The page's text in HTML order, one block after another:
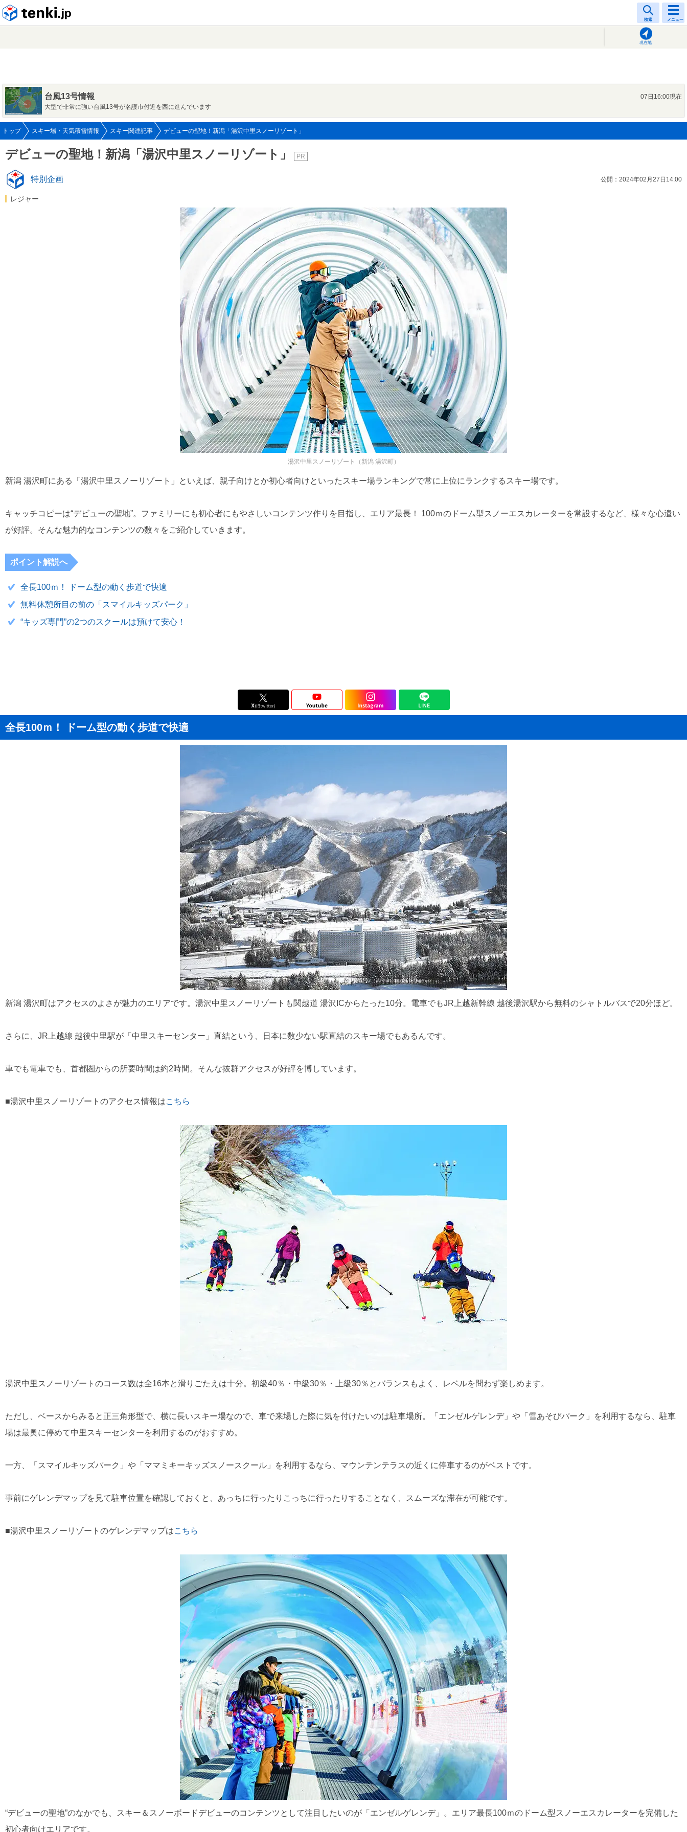
検索 メニュー
現在地
台風13号情報
07日16:00現在
大型で非常に強い台風13号が名護市付近を西に進んでいます
トップ スキー場・天気積雪情報 スキー関連記事 デビューの聖地！新潟「湯沢中里スノーリゾート」
デビューの聖地！新潟「湯沢中里スノーリゾート」 PR
特別企画 公開：2024年02月27日14:00
レジャー
湯沢中里スノーリゾート（新潟 湯沢町）
新潟 湯沢町にある「湯沢中里スノーリゾート」といえば、親子向けとか初心者向けといったスキー場ランキングで常に上位にランクするスキー場です。
キャッチコピーは“デビューの聖地”。ファミリーにも初心者にもやさしいコンテンツ作りを目指し、エリア最長！ 100ｍのドーム型スノーエスカレーターを常設するなど、様々な心遣い
が好評。そんな魅力的なコンテンツの数々をご紹介していきます。
ポイント解説へ
全長100ｍ！ ドーム型の動く歩道で快適
無料休憩所目の前の「スマイルキッズパーク」
“キッズ専門”の2つのスクールは預けて安心！
全長100ｍ！ ドーム型の動く歩道で快適
新潟 湯沢町はアクセスのよさが魅力のエリアです。湯沢中里スノーリゾートも関越道 湯沢ICからたった10分。電車でもJR上越新幹線 越後湯沢駅から無料のシャトルバスで20分ほど。
さらに、JR上越線 越後中里駅が「中里スキーセンター」直結という、日本に数少ない駅直結のスキー場でもあるんです。
車でも電車でも、首都圏からの所要時間は約2時間。そんな抜群アクセスが好評を博しています。
■湯沢中里スノーリゾートのアクセス情報はこちら
湯沢中里スノーリゾートのコース数は全16本と滑りごたえは十分。初級40％・中級30％・上級30％とバランスもよく、レベルを問わず楽しめます。
ただし、ベースからみると正三角形型で、横に長いスキー場なので、車で来場した際に気を付けたいのは駐車場所。「エンゼルゲレンデ」や「雪あそびパーク」を利用するなら、駐車
場は最奥に停めて中里スキーセンターを利用するのがおすすめ。
一方、「スマイルキッズパーク」や「ママミキーキッズスノースクール」を利用するなら、マウンテンテラスの近くに停車するのがベストです。
事前にゲレンデマップを見て駐車位置を確認しておくと、あっちに行ったりこっちに行ったりすることなく、スムーズな滞在が可能です。
■湯沢中里スノーリゾートのゲレンデマップはこちら
“デビューの聖地”のなかでも、スキー＆スノーボードデビューのコンテンツとして注目したいのが「エンゼルゲレンデ」。エリア最長100ｍのドーム型スノーエスカレーターを完備した
初心者向けエリアです。